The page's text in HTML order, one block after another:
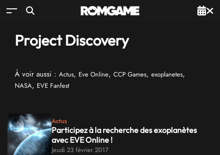
Project Discovery
À voir aussi : Actus, Eve Online, CCP Games, exoplanetes,
NASA, EVE Fanfest
Actus
Participez à la recherche des exoplanètes
avec EVE Online !
Jeudi 23 février 2017